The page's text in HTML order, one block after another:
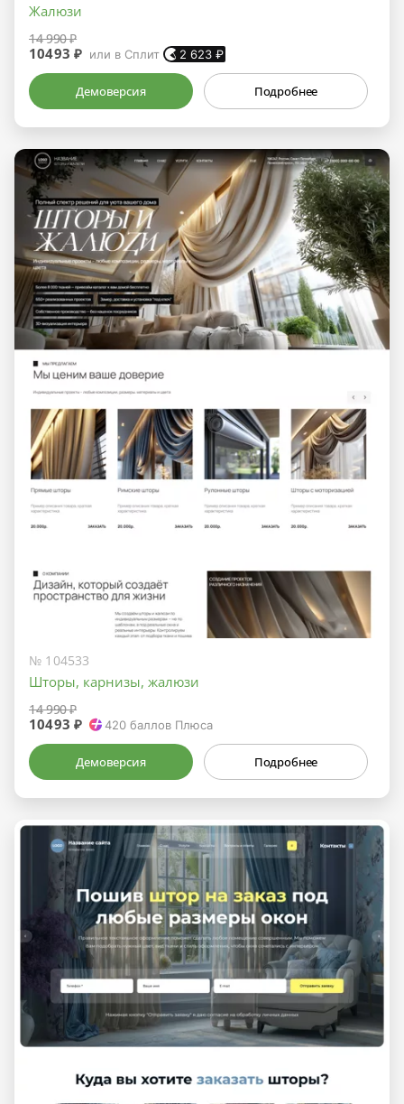
Жалюзи
14 990 ₽
10493 ₽ или в Сплит 2 623 ₽
Демоверсия Подробнее
№ 104533
Шторы, карнизы, жалюзи
14 990 ₽
10493 ₽ 420 баллов Плюса
Демоверсия Подробнее